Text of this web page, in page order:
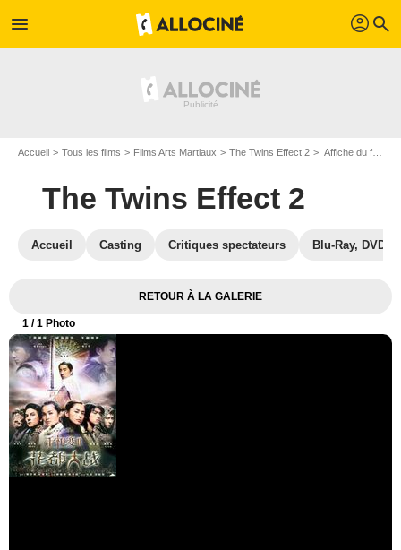
menu profil search
Accueil Tous les films Films Arts Martiaux The Twins Effect 2 Affiche du film The Twins Effect 2 - Photo 1
The Twins Effect 2
Accueil Casting Critiques spectateurs Blu-Ray, DVD
RETOUR À LA GALERIE
1 / 1 Photo